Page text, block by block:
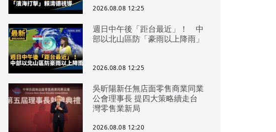
2026.08.08 12:25
週日中午後「距台最近」！ 中
部以北山區防「豪雨以上降雨」
2026.08.08 12:25
吳昕陽新任無店面零售商業同業
公會理事長 提四大策略續走台
灣零售業新局
2026.08.08 12:20